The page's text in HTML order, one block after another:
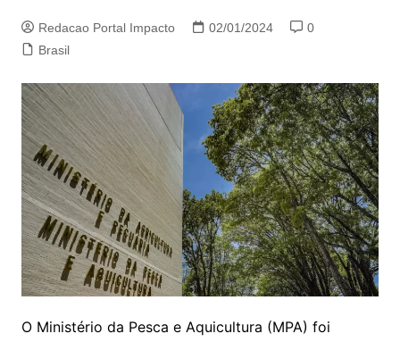
Redacao Portal Impacto 02/01/2024
0
Brasil
O Ministério da Pesca e Aquicultura (MPA) foi